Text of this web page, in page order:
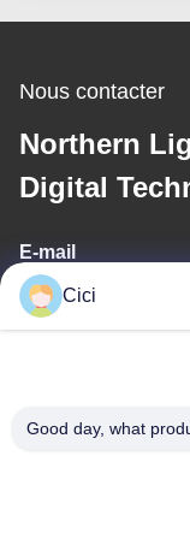
Nous contacter
Northern
Digital
E-mail
Adresse
Cici
Good day, what